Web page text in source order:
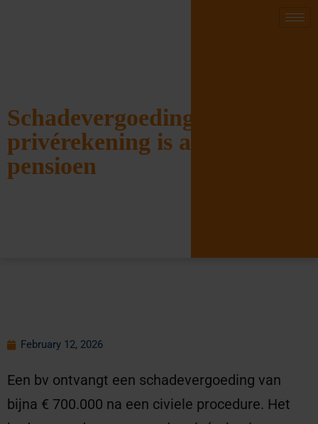
Schadevergoeding van bv op
privérekening is afkoop
pensioen
February 12, 2026
Een bv ontvangt een schadevergoeding van
bijna € 700.000 na een civiele procedure. Het